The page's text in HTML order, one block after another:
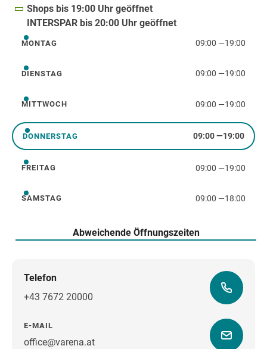
Shops bis 19:00 Uhr geöffnet
INTERSPAR bis 20:00 Uhr geöffnet
Montag
MONTAG 09:00 —19:00
Dienstag
DIENSTAG 09:00 —19:00
Mittwoch
MITTWOCH 09:00 —19:00
Donnerstag
DONNERSTAG 09:00—19:00
Freitag
FREITAG 09:00 —19:00
Samstag
SAMSTAG 09:00 —18:00
Abweichende Öffnungszeiten
Telefon
+43 7672 20000
E-MAIL
office@varena.at